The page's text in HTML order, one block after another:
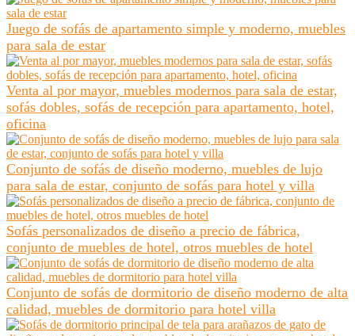
Juego de sofás de apartamento simple y moderno, muebles
para sala de estar
Venta al por mayor, muebles modernos para sala de estar,
sofás dobles, sofás de recepción para apartamento, hotel,
oficina
Conjunto de sofás de diseño moderno, muebles de lujo
para sala de estar, conjunto de sofás para hotel y villa
Sofás personalizados de diseño a precio de fábrica,
conjunto de muebles de hotel, otros muebles de hotel
Conjunto de sofás de dormitorio de diseño moderno de alta
calidad, muebles de dormitorio para hotel villa